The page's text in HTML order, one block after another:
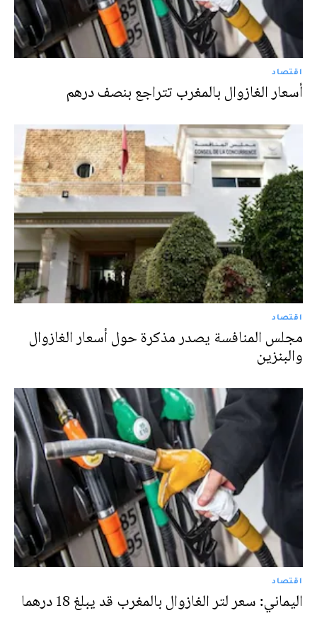
اقتصاد
أسعار الغازوال بالمغرب تتراجع بنصف درهم
اقتصاد
مجلس المنافسة يصدر مذكرة حول أسعار الغازوال
والبنزين
اقتصاد
اليماني: سعر لتر الغازوال بالمغرب قد يبلغ 18 درهما